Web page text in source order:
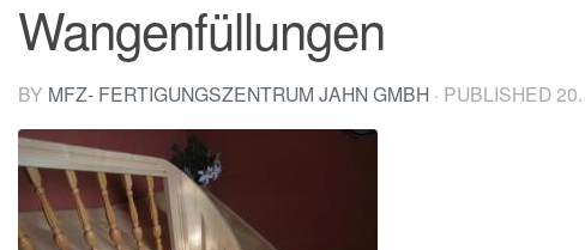
Wangenfüllungen
BY MFZ- FERTIGUNGSZENTRUM JAHN GMBH · PUBLISHED